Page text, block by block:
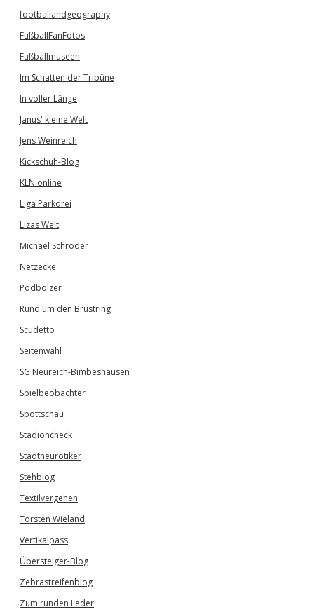
footballandgeography
FußballFanFotos
Fußballmuseen
Im Schatten der Tribüne
In voller Länge
Janus' kleine Welt
Jens Weinreich
Kickschuh-Blog
KLN online
Liga Parkdrei
Lizas Welt
Michael Schröder
Netzecke
Podbolzer
Rund um den Brustring
Scudetto
Seitenwahl
SG Neureich-Bimbeshausen
Spielbeobachter
Spottschau
Stadioncheck
Stadtneurotiker
Stehblog
Textilvergehen
Torsten Wieland
Vertikalpass
Übersteiger-Blog
Zebrastreifenblog
Zum runden Leder